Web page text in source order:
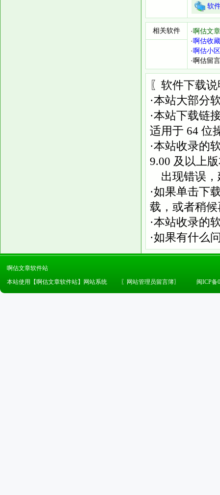
软
相关软件 ·啊估文
·啊估收
·啊估小
·啊估留
〖软件下载
·本站大部分
·本站下载链
适用于 64 位
·本站收录的
9.00 及以上
出现错误，
·如果单击下
载，或者稍
·本站收录的
·如果有什么
啊估文章软件站
本站使用【啊估文章软件站】网站系统
〖 网站管理员留言簿〗 闽ICP备